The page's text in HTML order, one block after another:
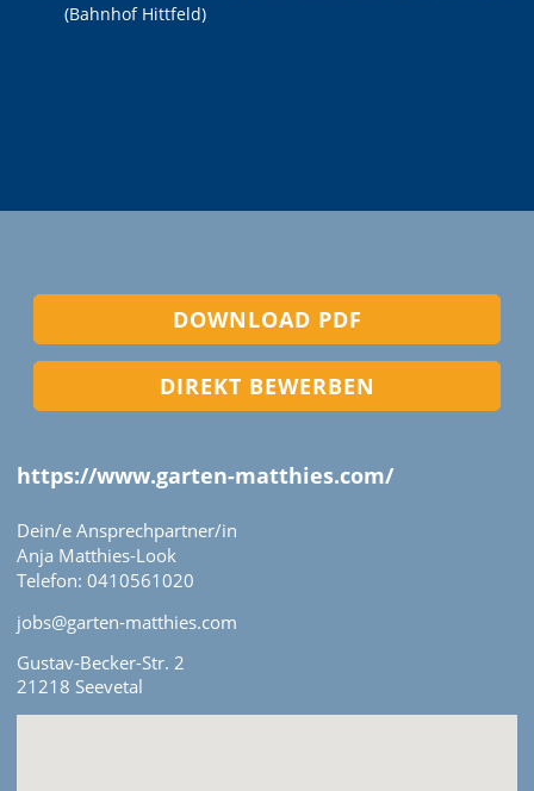
(Bahnhof Hittfeld)
https://www.garten-matthies.com/
Dein/e Ansprechpartner/in
Anja Matthies-Look
Telefon: 0410561020
jobs@garten-matthies.com
Gustav-Becker-Str. 2
21218 Seevetal
DOWNLOAD PDF
DIREKT BEWERBEN